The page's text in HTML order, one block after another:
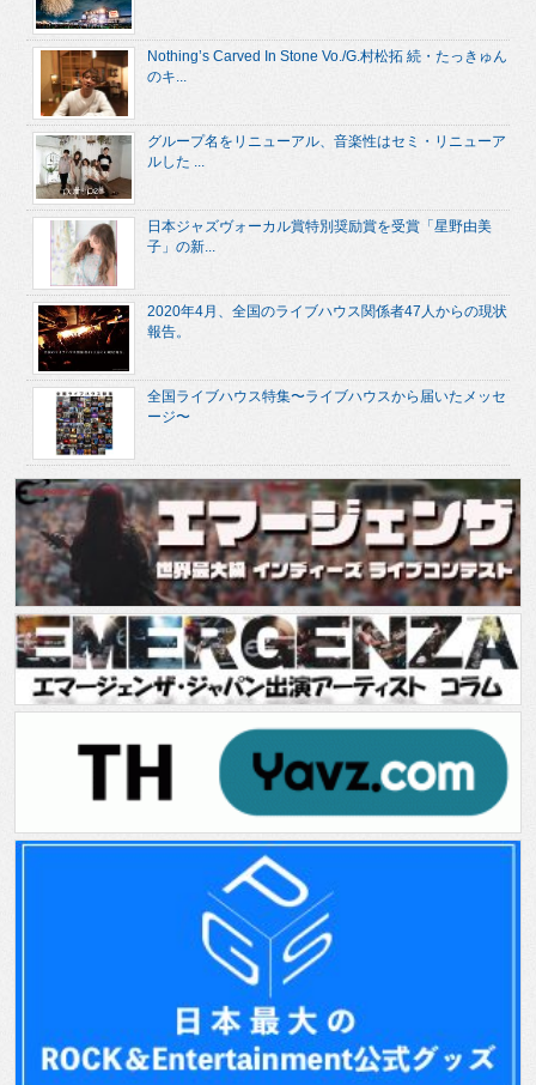
Nothing’s Carved In Stone Vo./G.村松拓 続・たっきゅん
のキ...
グループ名をリニューアル、音楽性はセミ・リニューア
ルした ...
日本ジャズヴォーカル賞特別奨励賞を受賞「星野由美
子」の新...
2020年4月、全国のライブハウス関係者47人からの現状
報告。
全国ライブハウス特集〜ライブハウスから届いたメッセ
ージ〜